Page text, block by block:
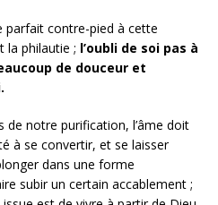
parfait contre-pied à cette
la philautie ; l’oubli de soi pas à
de douceur et
de notre purification, l’âme doit
à se convertir, et se laisser
dans une forme
subir un certain accablement ;